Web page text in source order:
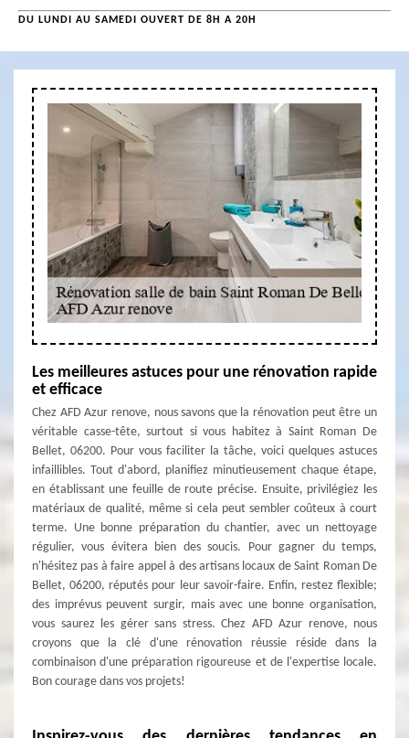
DU LUNDI AU SAMEDI OUVERT DE 8H A 20H
Les meilleures astuces pour une rénovation rapide
et efficace
Chez AFD Azur renove, nous savons que la rénovation peut être un
véritable casse-tête, surtout si vous habitez à Saint Roman De
Bellet, 06200. Pour vous faciliter la tâche, voici quelques astuces
infaillibles. Tout d'abord, planifiez minutieusement chaque étape,
en établissant une feuille de route précise. Ensuite, privilégiez les
matériaux de qualité, même si cela peut sembler coûteux à court
terme. Une bonne préparation du chantier, avec un nettoyage
régulier, vous évitera bien des soucis. Pour gagner du temps,
n'hésitez pas à faire appel à des artisans locaux de Saint Roman De
Bellet, 06200, réputés pour leur savoir-faire. Enfin, restez flexible;
des imprévus peuvent surgir, mais avec une bonne organisation,
vous saurez les gérer sans stress. Chez AFD Azur renove, nous
croyons que la clé d'une rénovation réussie réside dans la
combinaison d'une préparation rigoureuse et de l'expertise locale.
Bon courage dans vos projets!